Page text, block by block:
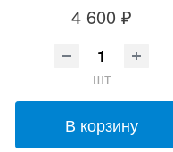
4 600 ₽
шт
В корзину